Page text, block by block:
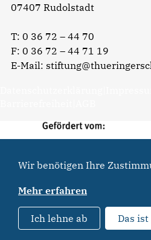
07407 Rudolstadt
T: 0 36 72 – 44 70
F: 0 36 72 – 44 71 19
E-Mail:
Wir benötigen Ihre
Mehr erfahren
Ich lehne ab Das ist